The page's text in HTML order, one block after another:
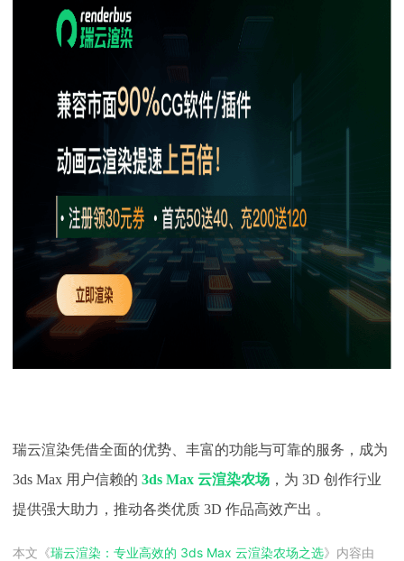
瑞云渲染凭借全面的优势、丰富的功能与可靠的服务，成为
3ds Max 用户信赖的 3ds Max 云渲染农场 ，为 3D 创作行业
提供强大助力，推动各类优质 3D 作品高效产出 。
本文《瑞云渲染：专业高效的 3ds Max 云渲染农场之选》内容由